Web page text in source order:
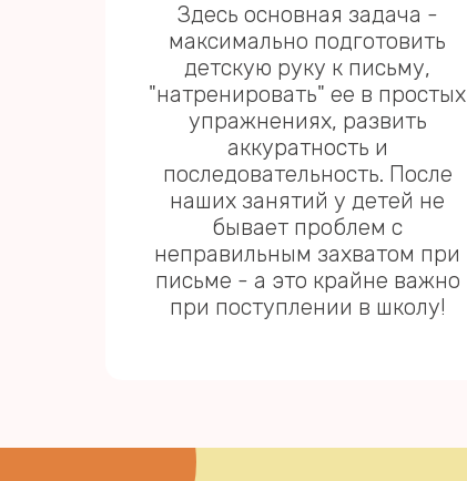
Здесь основная задача -
максимально подготовить
детскую руку к письму,
"натренировать" ее в простых
упражнениях, развить
аккуратность и
последовательность. После
наших занятий у детей не
бывает проблем с
неправильным захватом при
письме - а это крайне важно
при поступлении в школу!